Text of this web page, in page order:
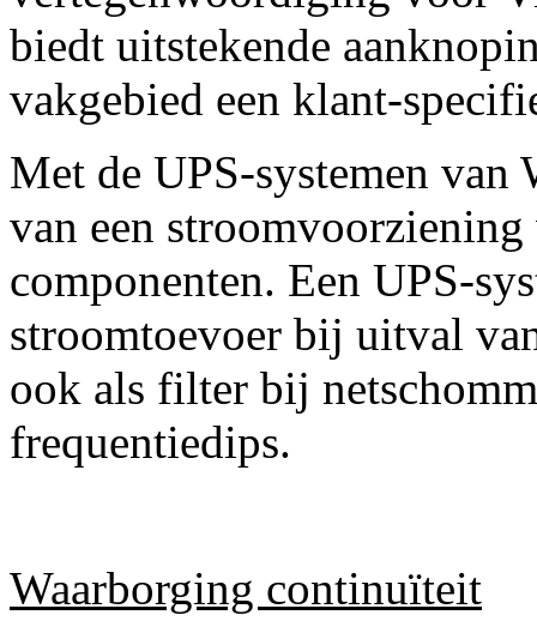
biedt uitstekende
vakgebied een klant-
Met de UPS-systemen van
van een
componenten. Een UPS-
stroomtoevoer bij uitval
ook als filter bij
frequentiedips.
Waarborging continuïteit